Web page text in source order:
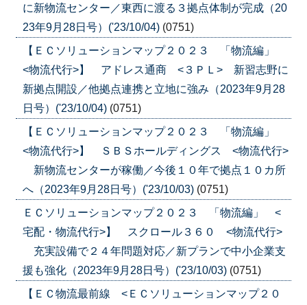
に新物流センター／東西に渡る３拠点体制が完成（20
23年9月28日号）('23/10/04) (0751)
【ＥＣソリューションマップ２０２３ 「物流編」
<物流代行>】 アドレス通商 <３ＰＬ> 新習志野に
新拠点開設／他拠点連携と立地に強み（2023年9月28
日号）('23/10/04) (0751)
【ＥＣソリューションマップ２０２３ 「物流編」
<物流代行>】 ＳＢＳホールディングス <物流代行>
新物流センターが稼働／今後１０年で拠点１０カ所
へ（2023年9月28日号）('23/10/03) (0751)
ＥＣソリューションマップ２０２３ 「物流編」 <
宅配・物流代行>】 スクロール３６０ <物流代行>
充実設備で２４年問題対応／新プランで中小企業支
援も強化（2023年9月28日号）('23/10/03) (0751)
【ＥＣ物流最前線 <ＥＣソリューションマップ２０